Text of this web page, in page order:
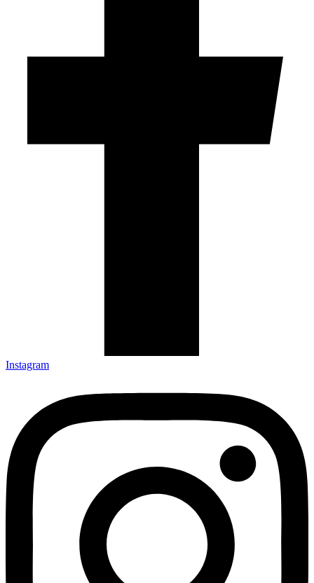
Instagram